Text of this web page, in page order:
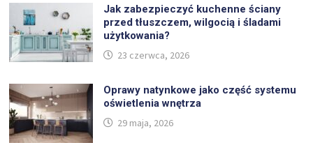
Jak zabezpieczyć kuchenne ściany
przed tłuszczem, wilgocią i śladami
użytkowania?
23 czerwca, 2026
Oprawy natynkowe jako część systemu
oświetlenia wnętrza
29 maja, 2026